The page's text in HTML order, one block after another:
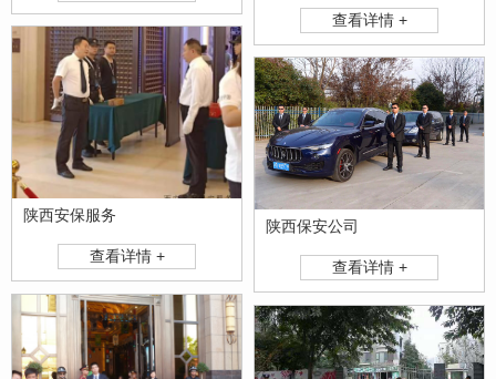
查看详情 +
陕西安保服务
查看详情 +
陕西保安公司
查看详情 +